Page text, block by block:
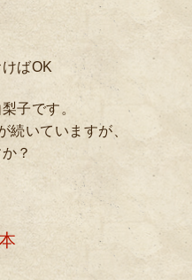
ばOK
子です。
続いていますが、
？